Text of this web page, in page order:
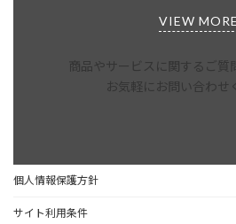
VIEW MORE
商品やサービスに関するご質
お気軽にお問い合わせ
個人情報保護方針
サイト利用条件